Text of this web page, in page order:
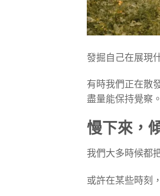
發掘自己在展現
有時我們正在散
盡量能保持覺察。
慢下來，
我們大多時候都
或許在某些時刻